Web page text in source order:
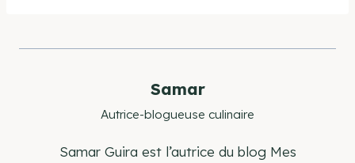
publication :
Samar
Autrice-blogueuse culinaire
Samar Guira est l’autrice du blog Mes